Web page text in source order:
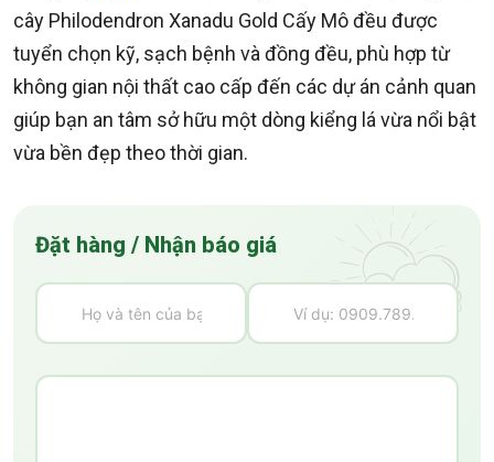
cây Philodendron Xanadu Gold Cấy Mô đều được
tuyển chọn kỹ, sạch bệnh và đồng đều, phù hợp từ
không gian nội thất cao cấp đến các dự án cảnh quan
giúp bạn an tâm sở hữu một dòng kiểng lá vừa nổi bật
vừa bền đẹp theo thời gian.
Đặt hàng / Nhận báo giá